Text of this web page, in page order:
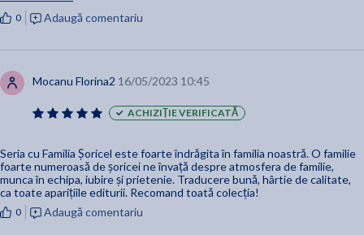
0 Adaugă comentariu
Mocanu Florina2 16/05/2023 10:45
ACHIZIȚIE VERIFICATĂ
Seria cu Familia Șoricel este foarte îndrăgita în familia noastră. O familie
foarte numeroasă de șoricei ne învață despre atmosfera de familie,
munca în echipa, iubire și prietenie. Traducere bună, hârtie de calitate,
ca toate aparițiile editurii. Recomand toată colecția!
0 Adaugă comentariu